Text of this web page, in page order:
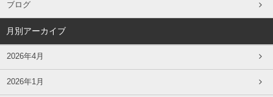
ブログ
月別アーカイブ
2026年4月
2026年1月